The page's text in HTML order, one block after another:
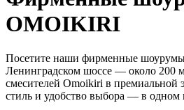
OMOIKIRI
Посетите наши фирменные
Ленинградском шоссе — около 200
смесителей Omoikiri в премиальной
стиль и удобство выбора — в одном